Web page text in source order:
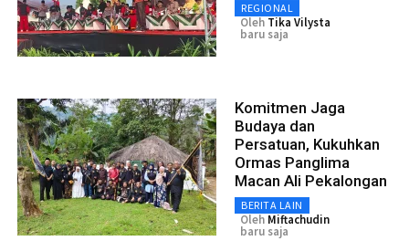
REGIONAL
Oleh Tika Vilysta
baru saja
Komitmen Jaga
Budaya dan
Persatuan, Kukuhkan
Ormas Panglima
Macan Ali Pekalongan
BERITA LAIN
Oleh Miftachudin
baru saja